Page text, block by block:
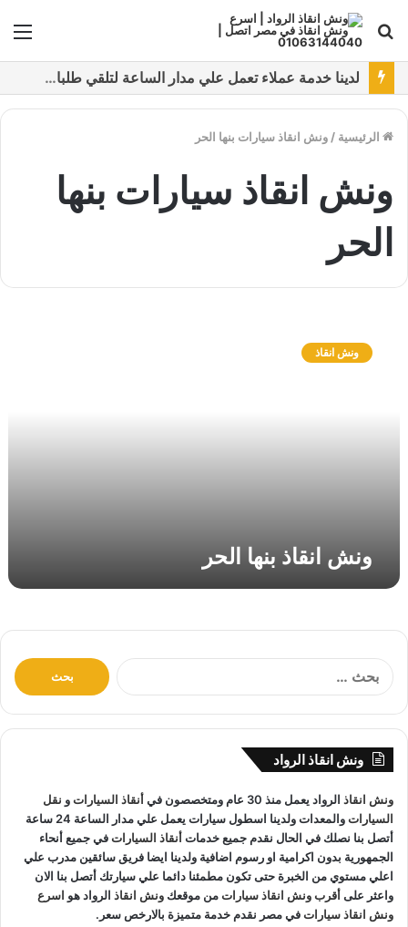
بحث
عن
نقدم خدمات متعددة لدفع خدمة ونش انقاذ سيارات باستخدام طرق دفع متعددة كما نتميز بتقديم أرخص سعر و أعلي جوده
الرئيسية / ونش انقاذ سيارات بنها الحر
ونش انقاذ سيارات بنها
الحر
ل
ونش انقاذ
ونش انقاذ بنها الحر
:
ونش انقاذ الرواد
ونش انقاذ الرواد يعمل منذ 30 عام ومتخصصون في أنقاذ السياراتو نقل
السيارات
والمعدات ولدينا اسطول سيارات يعمل علي مدار الساعة 24 ساعة
أتصل بنا نصلك في الحال نقدم جميع خدماتأنقاذ السياراتفي جميع أنحاء
الجمهورية بدون اكرامية او رسوم اضافية ولدينا ايضا فريق سائقين مدرب علي
اعلي مستوي من الخبرة حتى تكون مطمئنا دائما علي سيارتك أتصل بنا الان
واعثر علىأقرب ونش انقاذ سياراتمن موقعك ونش انقاذ الرواد هو اسرع
ونش انقاذ سياراتفي مصر نقدم خدمة متميزة بالارخص سعر.